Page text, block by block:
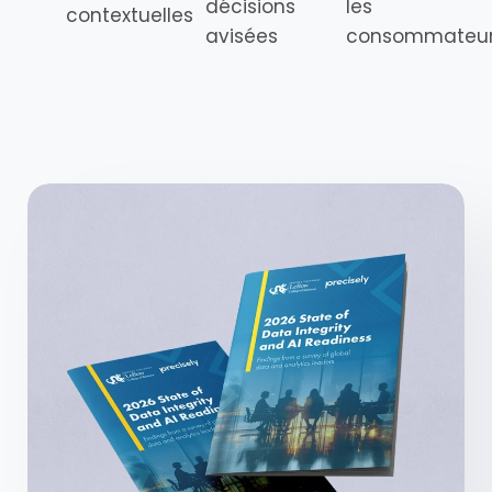
contextuelles décisions
avisées
les